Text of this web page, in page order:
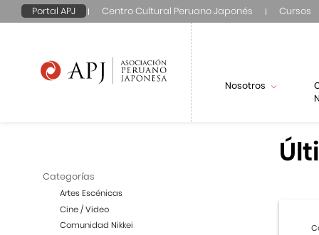
Portal APJ Centro Cultural Peruano Japonés Cursos
Nosotros
Categorías
Artes Escénicas
Cine / Video
Comunidad Nikkei